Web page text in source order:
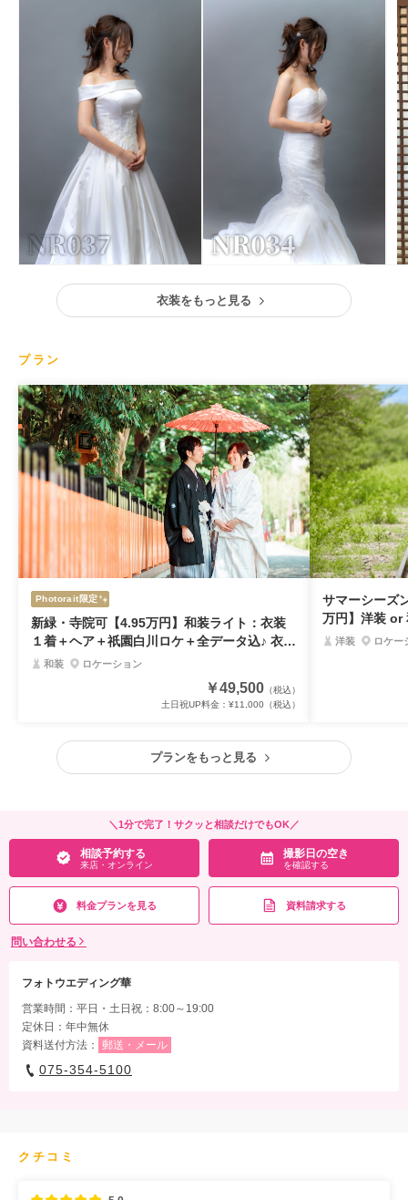
衣装をもっと見る
プラン
Photorait限定
新緑・寺院可【4.95万円】和装ライト：衣装
１着＋ヘア＋祇園白川ロケ＋全データ込♪ 衣装
差額無、１日１組限定【8/28予約迄】
和装 ロケーション
￥49,500 （税込）
土日祝UP料金： ¥11,000 （税込）
サマーシーズ
万円】洋装 or
5／8～8／15
洋装 ロケー
プランをもっと見る
＼1分で完了！サクッと相談だけでもOK／
相談予約する
来店・オンライン
撮影日の空き
を確認する
料金プランを見る 資料請求する
問い合わせる
フォトウエディング華
営業時間：平日・土日祝：8:00～19:00
定休日：年中無休
資料送付方法：
郵送・メール
075-354-5100
クチコミ